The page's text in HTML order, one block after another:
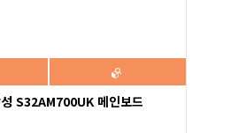
S32AM700UK 메인보드